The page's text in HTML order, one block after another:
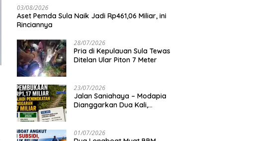
03/08/2026
Aset Pemda Sula Naik Jadi Rp461,06 Miliar, ini
Rinciannya
28/07/2026
Pria di Kepulauan Sula Tewas
Ditelan Ular Piton 7 Meter
23/07/2026
Jalan Saniahaya – Modapia
Dianggarkan Dua Kali,
01/07/2026